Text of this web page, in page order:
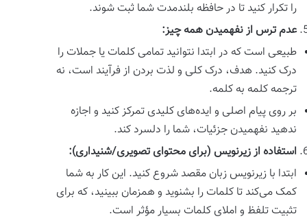
را تکرار کنید تا در حافظه بلندمدت شما ثبت شوند.
عدم ترس از نفهمیدن همه چیز:
طبیعی است که در ابتدا نتوانید تمامی کلمات یا جملات را
درک کنید. هدف، درک کلی و لذت بردن از فرآیند است، نه
ترجمه کلمه به کلمه.
بر روی پیام اصلی و ایده‌های کلیدی تمرکز کنید و اجازه
ندهید نفهمیدن جزئیات، شما را دلسرد کند.
استفاده از زیرنویس (برای محتوای تصویری/شنیداری):
ابتدا با زیرنویس زبان مقصد شروع کنید. این کار به شما
کمک می‌کند تا کلمات را بشنوید و همزمان ببینید، که برای
تثبیت تلفظ و املای کلمات بسیار مؤثر است.